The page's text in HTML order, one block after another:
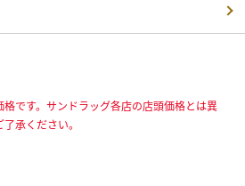
です。サンドラッグ各店の店頭価格とは異
承ください。